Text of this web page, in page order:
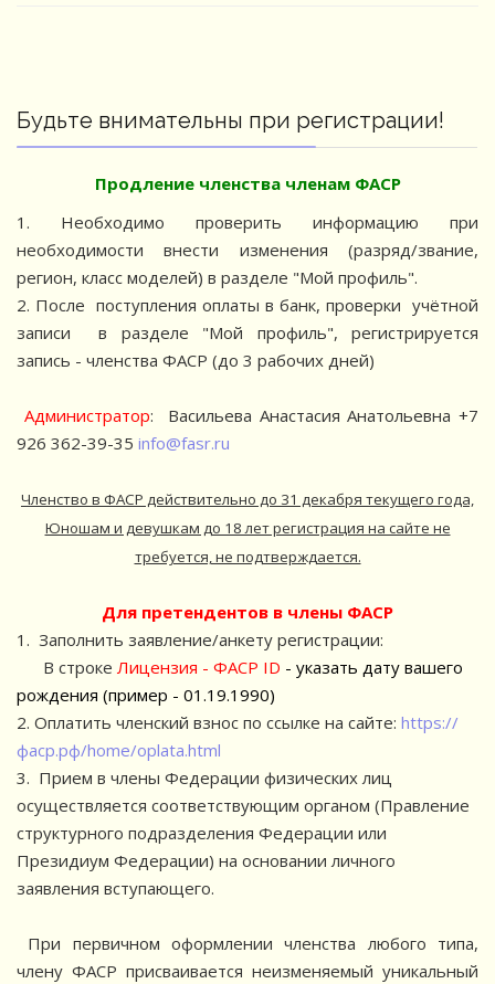
Будьте внимательны при регистрации!
Продление членства членам ФАСР
1.⁠ ⁠Необходимо проверить информацию при
необходимости внести изменения (разряд/звание,
регион, класс моделей) в разделе "Мой профиль".
2.⁠ ⁠⁠После поступления оплаты в банк, проверки учётной
записи в разделе "Мой профиль", регистрируется
запись - членства ФАСР (до 3 рабочих дней)
Администратор: Васильева Анастасия Анатольевна +7
926 362-39-35 info@fasr.ru
Членство в ФАСР действительно до 31 декабря текущего года,
Юношам и девушкам до 18 лет регистрация на сайте не
требуется, не подтверждается.
Для претендентов в члены ФАСР
1.⁠ Заполнить заявление/анкету регистрации:
В строке Лицензия - ФАСР ID - указать дату вашего
рождения (пример - 01.19.1990)
2. Оплатить членский взнос по ссылке на сайте: https://
фаср.рф/home/oplata.html
3. Прием в члены Федерации физических лиц
осуществляется соответствующим органом (Правление
структурного подразделения Федерации или
Президиум Федерации) на основании личного
заявления вступающего.
При первичном оформлении членства любого типа,
члену ФАСР присваивается неизменяемый уникальный